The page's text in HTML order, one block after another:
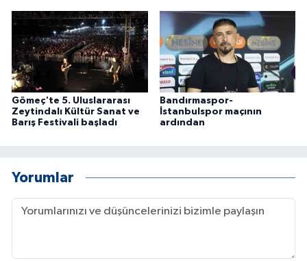
Gömeç'te 5. Uluslararası
Zeytindalı Kültür Sanat ve
Barış Festivali başladı
Bandırmaspor-
İstanbulspor maçının
ardından
Yorumlar